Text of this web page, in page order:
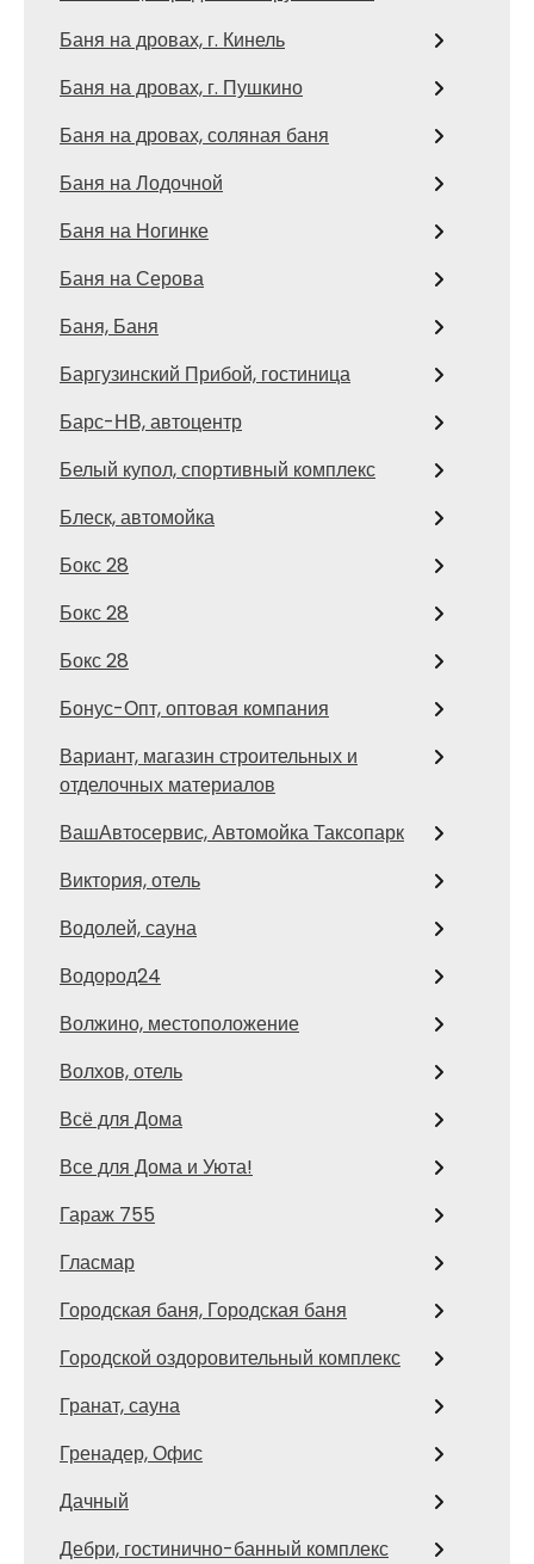
Баня на дровах, г. Кинель
Баня на дровах, г. Пушкино
Баня на дровах, соляная баня
Баня на Лодочной
Баня на Ногинке
Баня на Серова
Баня, Баня
Баргузинский Прибой, гостиница
Барс-НВ, автоцентр
Белый купол, спортивный комплекс
Блеск, автомойка
Бокс 28
Бокс 28
Бокс 28
Бонус-Опт, оптовая компания
Вариант, магазин строительных и
отделочных материалов
ВашАвтосервис, Автомойка Таксопарк
Виктория, отель
Водолей, сауна
Водород24
Волжино, местоположение
Волхов, отель
Всё для Дома
Все для Дома и Уюта!
Гараж 755
Гласмар
Городская баня, Городская баня
Городской оздоровительный комплекс
Гранат, сауна
Гренадер, Офис
Дачный
Дебри, гостинично-банный комплекс